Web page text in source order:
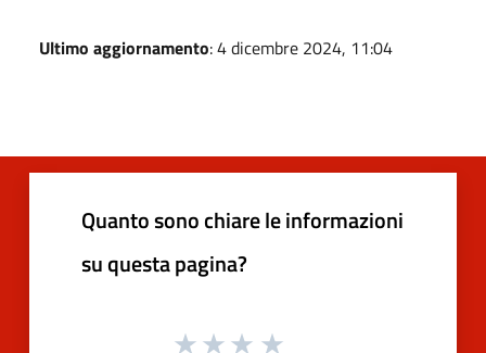
Ultimo aggiornamento: 4 dicembre 2024, 11:04
Quanto sono chiare le informazioni
su questa pagina?